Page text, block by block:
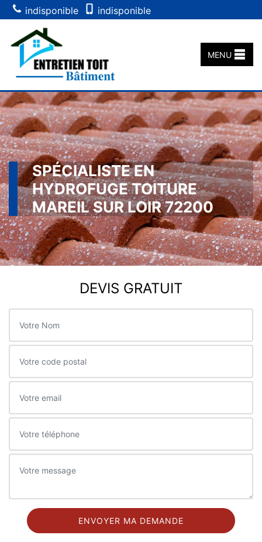
indisponible indisponible
MENU
SPÉCIALISTE EN
HYDROFUGE TOITURE
MAREIL SUR LOIR 72200
DEVIS GRATUIT